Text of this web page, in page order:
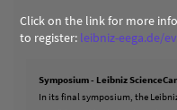
Click on the link for more
to register: leibniz-eega.de/
Symposium - Leibniz
In its final symposium, the